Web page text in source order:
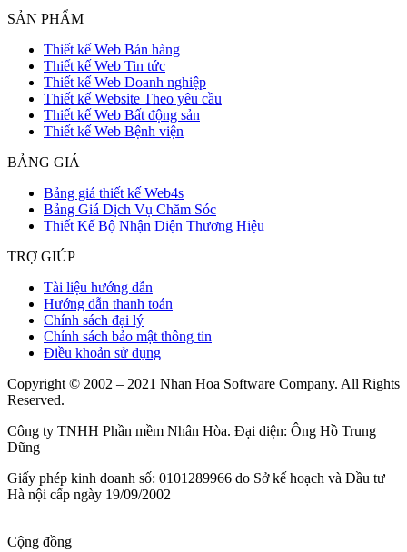
SẢN PHẨM
Thiết kế Web Bán hàng
Thiết kế Web Tin tức
Thiết kế Web Doanh nghiệp
Thiết kế Website Theo yêu cầu
Thiết kế Web Bất động sản
Thiết kế Web Bệnh viện
BẢNG GIÁ
Bảng giá thiết kế Web4s
Bảng Giá Dịch Vụ Chăm Sóc
Thiết Kế Bộ Nhận Diện Thương Hiệu
TRỢ GIÚP
Tài liệu hướng dẫn
Hướng dẫn thanh toán
Chính sách đại lý
Chính sách bảo mật thông tin
Điều khoản sử dụng
Copyright © 2002 – 2021 Nhan Hoa Software Company. All Rights
Reserved.
Công ty TNHH Phần mềm Nhân Hòa. Đại diện: Ông Hồ Trung
Dũng
Giấy phép kinh doanh số: 0101289966 do Sở kế hoạch và Đầu tư
Hà nội cấp ngày 19/09/2002
Cộng đồng